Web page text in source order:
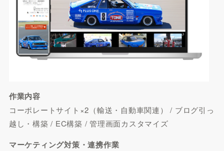
作業内容
コーポレートサイト×2（輸送・自動車関連） / ブログ引っ
越し・構築 / EC構築 / 管理画面カスタマイズ
マーケティング対策・連携作業